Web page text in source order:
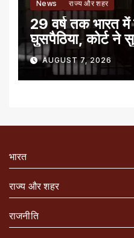
News राज्य और शहर
29 वर्ष तक भारत में
घुसपैठिया, कोर्ट ने
AUGUST 7, 2026
भारत
राज्य और शहर
राजनीति